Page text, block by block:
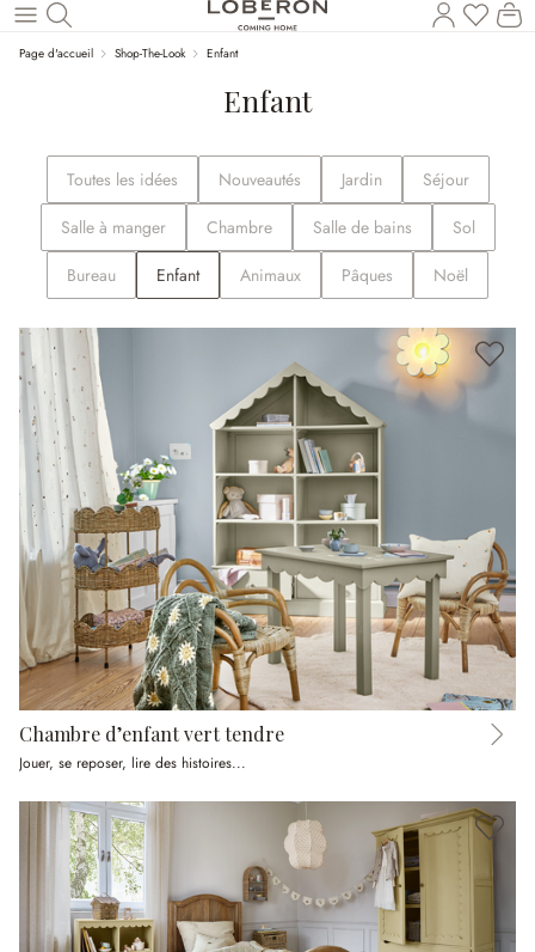
Revenir au contenu principal
Vous
Page d'accueil Shop-The-Look Enfant
Enfant
Toutes les idées Nouveautés Jardin
Séjour
Salle à manger
Chambre Salle de bains
Sol
Bureau
Enfant Animaux Pâques Noël
Chambre d’enfant vert tendre
Jouer, se reposer, lire des histoires...